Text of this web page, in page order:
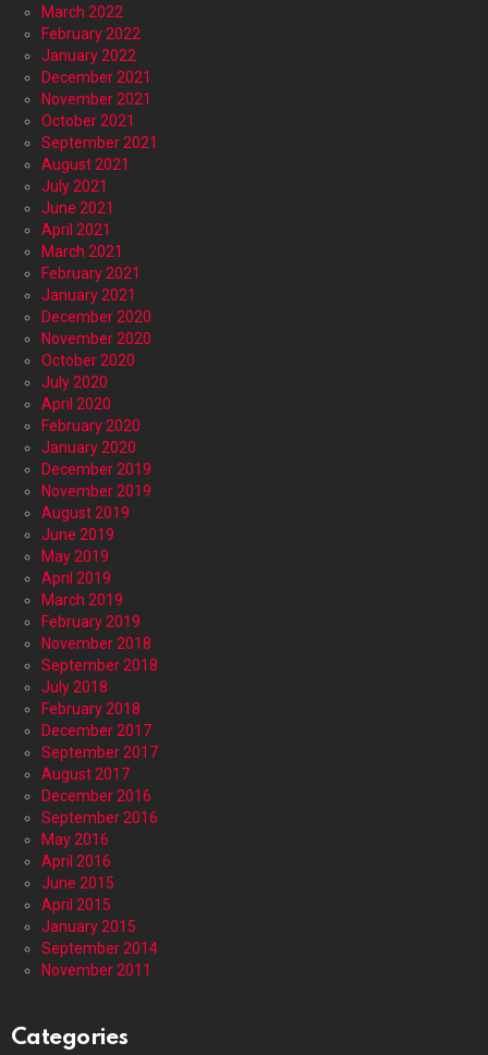
March 2022
February 2022
January 2022
December 2021
November 2021
October 2021
September 2021
August 2021
July 2021
June 2021
April 2021
March 2021
February 2021
January 2021
December 2020
November 2020
October 2020
July 2020
April 2020
February 2020
January 2020
December 2019
November 2019
August 2019
June 2019
May 2019
April 2019
March 2019
February 2019
November 2018
September 2018
July 2018
February 2018
December 2017
September 2017
August 2017
December 2016
September 2016
May 2016
April 2016
June 2015
April 2015
January 2015
September 2014
November 2011
Categories